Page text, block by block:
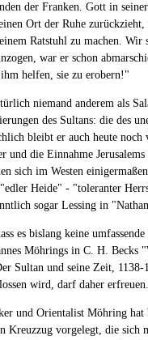
der Franken. Gott in
Ort der Ruhe
Ratstuhl zu machen.
war er schon
helfen, sie zu erobern!"
niemand anderem als
des Sultans: die des
bleibt er auch heute
und die Einnahme
sich im Westen
Heide" - "toleranter
sogar Lessing in
es bislang keine
Möhrings in C. H. Becks
Sultan und seine Zeit, 1138-
wird, darf daher erfreuen.
und Orientalist Möhring hat
Kreuzzug vorgelegt, die sich